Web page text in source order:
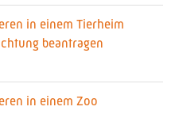
in einem Tierheim
beantragen
in einem Zoo